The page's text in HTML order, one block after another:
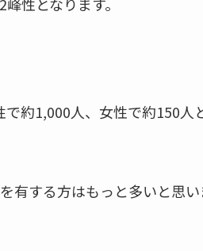
約1,000人、女性で約150人
有する方はもっと多いと思い